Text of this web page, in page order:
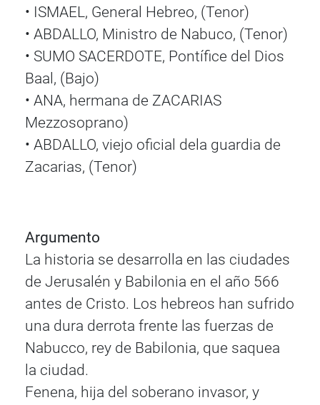
• ISMAEL, General Hebreo, (Tenor)
• ABDALLO, Ministro de Nabuco, (Tenor)
• SUMO SACERDOTE, Pontífice del Dios
Baal, (Bajo)
• ANA, hermana de ZACARIAS
Mezzosoprano)
• ABDALLO, viejo oficial dela guardia de
Zacarias, (Tenor)
Argumento
La historia se desarrolla en las ciudades
de Jerusalén y Babilonia en el año 566
antes de Cristo. Los hebreos han sufrido
una dura derrota frente las fuerzas de
Nabucco, rey de Babilonia, que saquea
la ciudad.
Fenena, hija del soberano invasor, y